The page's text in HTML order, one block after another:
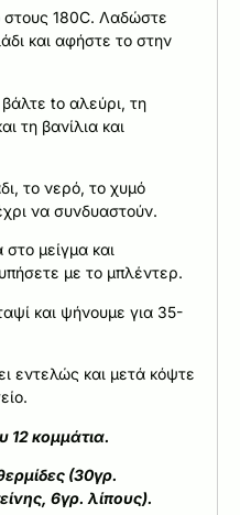
180C. Λαδώστε
και αφήστε το στην
to αλεύρι, τη
τη βανίλια και
το νερό, το χυμό
να συνδυαστούν.
μείγμα και
με το μπλέντερ.
και ψήνουμε για 35-
εντελώς και μετά κόψτε
12 κομμάτια.
(30γρ.
6γρ. λίπους).